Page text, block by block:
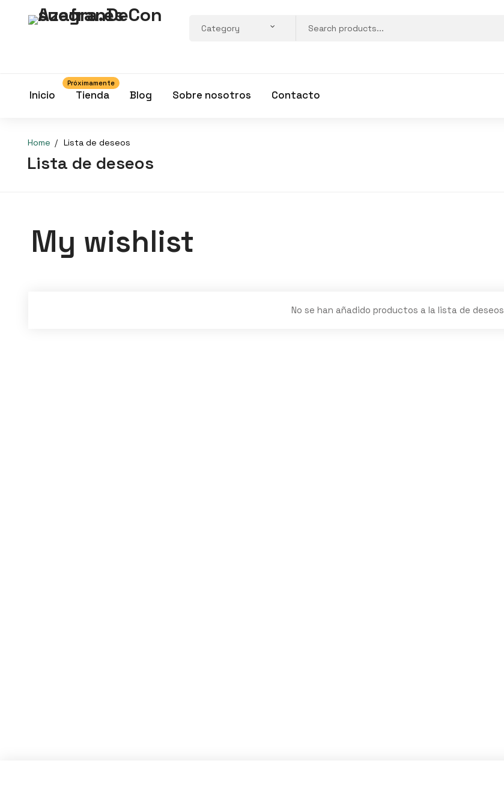
Inicio
Próximamente
Tienda Blog Sobre nosotros Contacto
Home Lista de deseos
Lista de deseos
My wishlist
No se han añadido productos a la lista de deseos